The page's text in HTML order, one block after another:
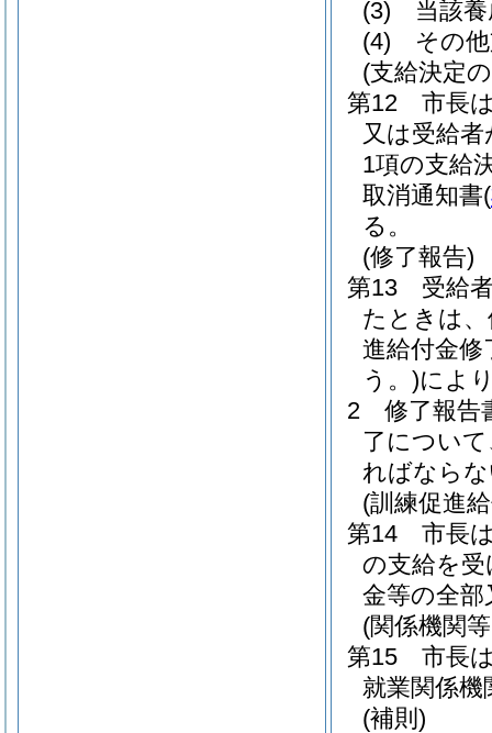
(3) 当該養
(4) その他
(支給決定
第12 市長は
又は受給
1項の支給
取消通知書(
る。
(修了報告)
第13 受給者
たときは
進給付金修
う。)によ
2 修了報告
了につい
ればなら
(訓練促進
第14 市長は
の支給を
金等の全
(関係機関
第15 市長は
就業関係
(補則)